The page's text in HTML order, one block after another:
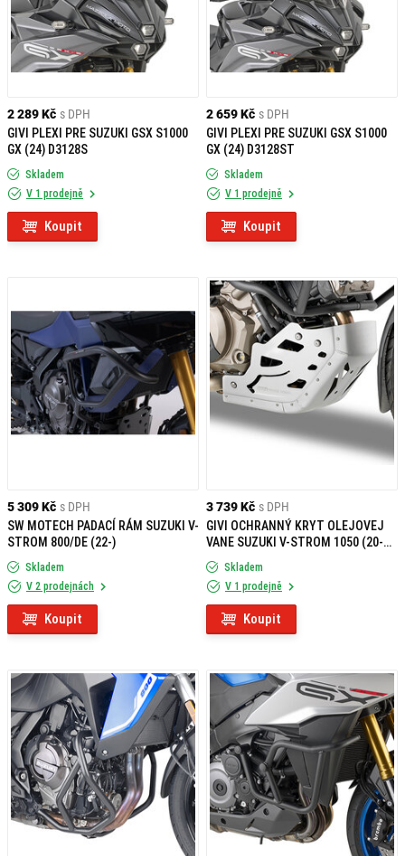
2 289 Kč s DPH
GIVI PLEXI PRE SUZUKI GSX S1000
GX (24) D3128S
Skladem
V 1 prodejně
Koupit
2 659 Kč s DPH
GIVI PLEXI PRE SUZUKI GSX S1000
GX (24) D3128ST
Skladem
V 1 prodejně
Koupit
5 309 Kč s DPH
SW MOTECH PADACÍ RÁM SUZUKI V-
STROM 800/DE (22-)
Skladem
V 2 prodejnách
Koupit
3 739 Kč s DPH
GIVI OCHRANNÝ KRYT OLEJOVEJ
VANE SUZUKI V-STROM 1050 (20-
23) RP3117
Skladem
V 1 prodejně
Koupit